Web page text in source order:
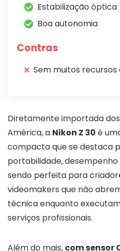
Estabilização óptica
Boa autonomia
Contras
Sem muitos recursos
Diretamente importada dos
América, a Nikon Z 30 é
compacta que se destaca
portabilidade,
sendo perfeita para
videomakers que não
técnica enquanto
serviços profissionais.
Além do mais, com sensor